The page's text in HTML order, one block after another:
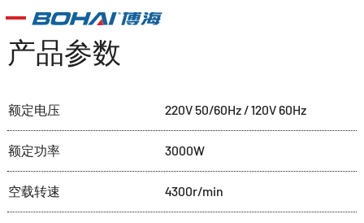
产品参数
额定电压 220V 50/60Hz / 120V 60Hz
额定功率 3000W
空载转速 4300r/min